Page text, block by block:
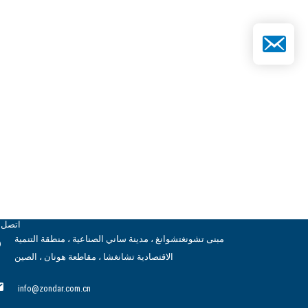
اتصل
مبنى تشونغتشوانغ ، مدينة ساني الصناعية ، منطقة التنمية
الاقتصادية تشانغشا ، مقاطعة هونان ، الصين
info@zondar.com.cn
الإلكتروني